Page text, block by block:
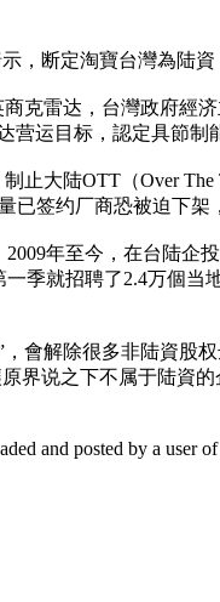
示，断定淘寶台灣為陆
克雷达，台灣政府經
运目标，認定具節
止大陆OTT（Over
签约厂商恐被迫下架
年至今，在台陆企
季就招聘了2.4万個
會解除很多非陆資
界说之下不属于陆
and posted by a